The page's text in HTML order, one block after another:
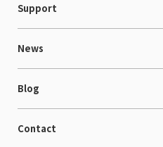
採用情報
越境ECコンサルティング
Shopee支援
LaunchCart
海外向けホームページ制作
Support
お役立ち資料
セミナー情報
News
プレスリリース
イベント
ニュース
Blog
ECブログ
Contact